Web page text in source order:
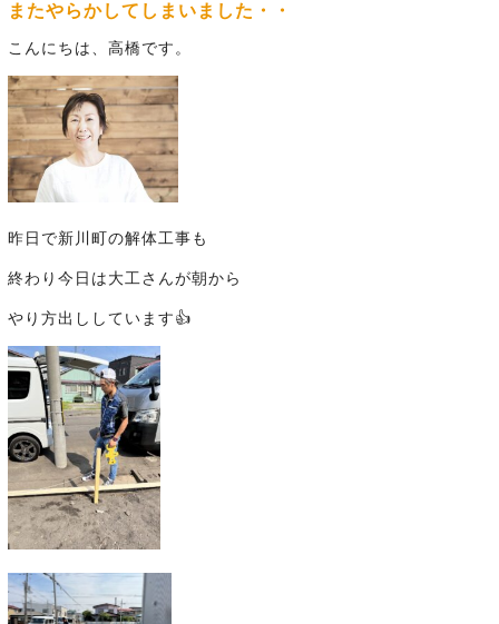
またやらかしてしまいました・・
こんにちは、高橋です。
昨日で新川町の解体工事も
終わり今日は大工さんが朝から
やり方出ししています👍